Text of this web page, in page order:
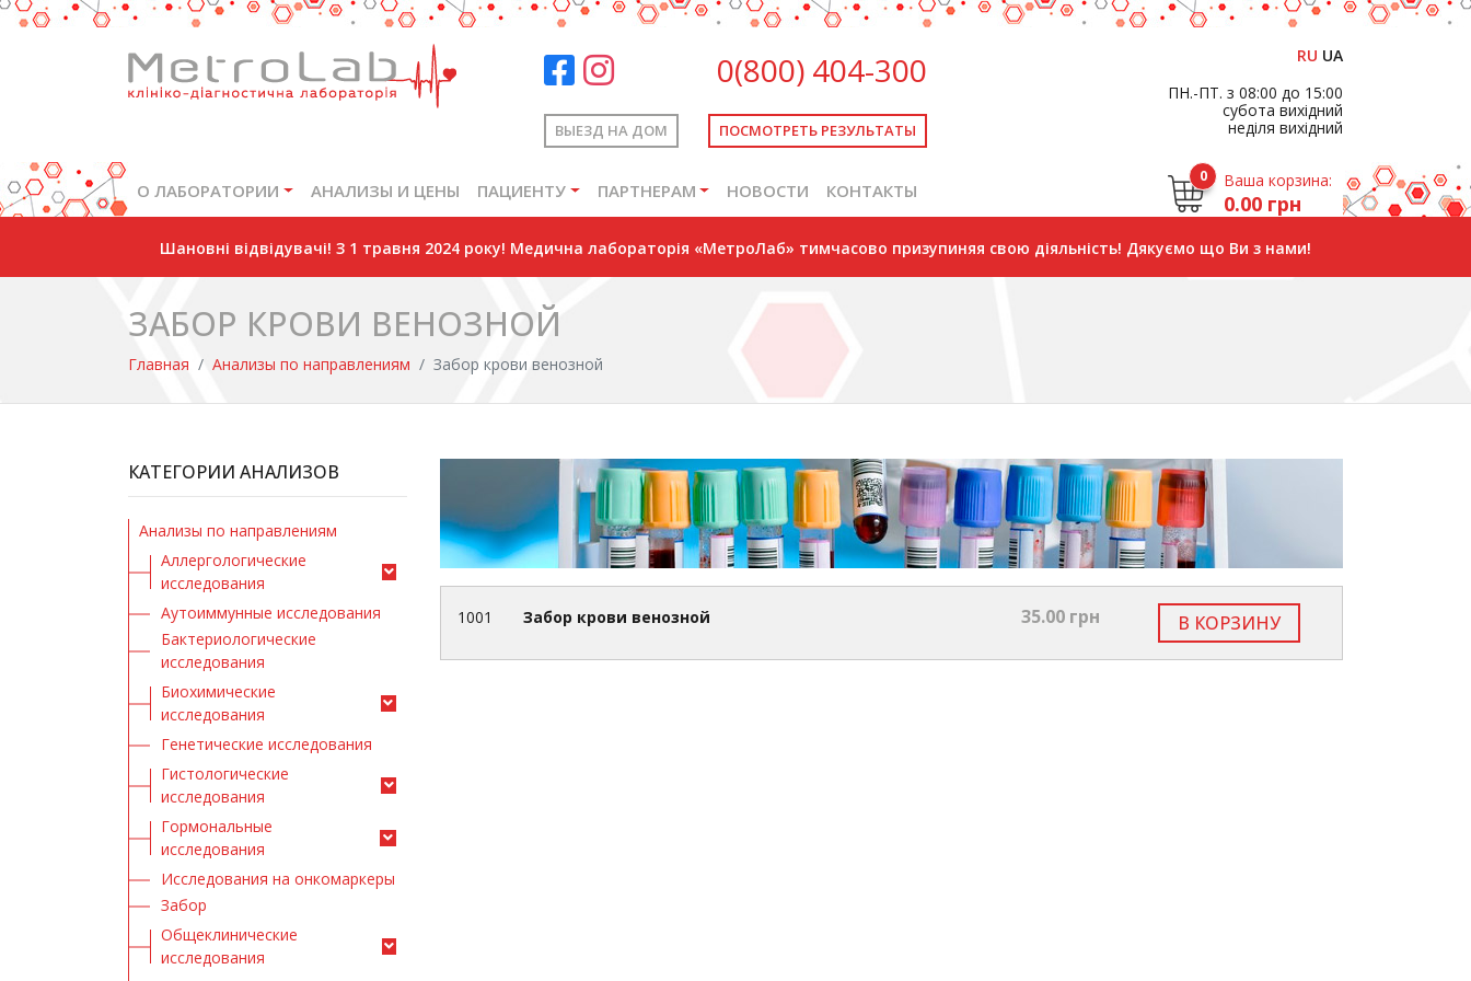
0(800) 404-300
ВЫЕЗД НА ДОМ ПОСМОТРЕТЬ РЕЗУЛЬТАТЫ
RU UA
ПН.-ПТ. з 08:00 до 15:00
субота вихідний
неділя вихідний
О ЛАБОРАТОРИИ АНАЛИЗЫ И ЦЕНЫ ПАЦИЕНТУ ПАРТНЕРАМ НОВОСТИ КОНТАКТЫ
0 Ваша корзина:
0.00 грн
Шановні відвідувачі! З 1 травня 2024 року! Медична лабораторія «МетроЛаб» тимчасово призупиняя свою діяльність! Дякуємо що Ви з нами!
ЗАБОР КРОВИ ВЕНОЗНОЙ
Главная Анализы по направлениям Забор крови венозной
КАТЕГОРИИ АНАЛИЗОВ
Анализы по направлениям
Аллергологические
исследования
Аутоиммунные исследования
Бактериологические
исследования
Биохимические
исследования
Генетические исследования
Гистологические
исследования
Гормональные
исследования
Исследования на онкомаркеры
Забор
Общеклинические
исследования
1001 Забор крови венозной 35.00 грн В КОРЗИНУ